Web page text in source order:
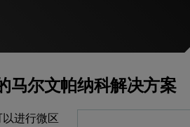
马尔文帕纳科解决方案
以进行微区